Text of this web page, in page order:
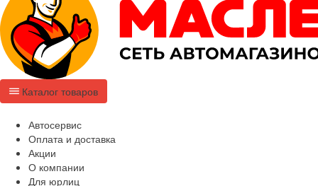
Каталог товаров
Автосервис
Оплата и доставка
Акции
О компании
Для юрлиц